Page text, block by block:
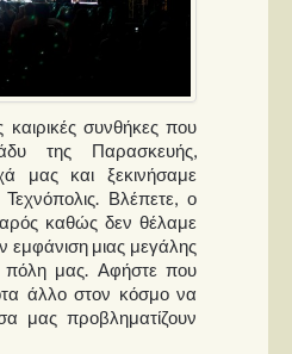
συνθήκες που
της Παρασκευής,
μας και ξεκινήσαμε
Βλέπετε, ο
καθώς δεν θέλαμε
εμφάνιση μιας μεγάλης
πόλη μας. Αφήστε που
άλλο στον κόσμο να
μας προβληματίζουν